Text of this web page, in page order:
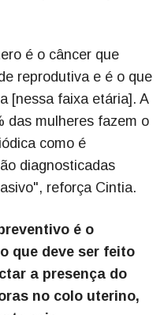
é o câncer que
reprodutiva e é o que
[nessa faixa etária]. A
das mulheres fazem o
como é
diagnosticadas
reforça Cintia.
é o
que deve ser feito
a presença do
no colo uterino,